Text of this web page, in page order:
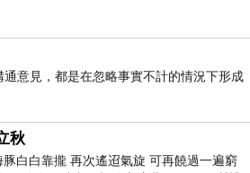
意見，都是在忽略事實不計的情況下形成
秋
豚白白靠攏 再次遙迢氣旋 可再饒過一遍窮